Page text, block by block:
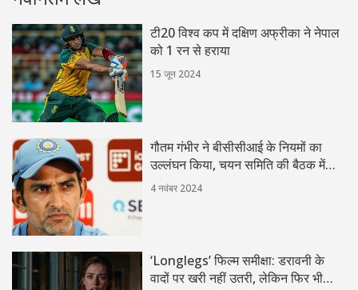
टी20 विश्व कप में दक्षिण अफ्रीका ने नेपाल
को 1 रन से हराया
15 जून 2024
गौतम गंभीर ने बीसीसीआई के नियमों का
उल्लंघन किया, चयन समिति की बैठक में
शामिल होकर
4 नवंबर 2024
‘Longlegs’ फिल्म समीक्षा: डरावनी के
वादों पर खरी नहीं उतरी, लेकिन फिर भी